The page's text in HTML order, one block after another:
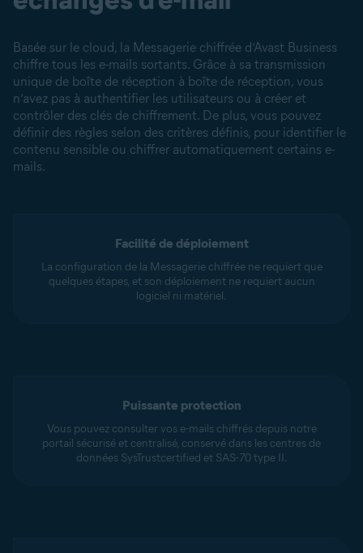
Basée sur le cloud, la Messagerie chiffrée d’Avast Business
chiffre tous les e-mails sortants. Grâce à sa transmission
unique de boîte de réception à boîte de réception, vous
n’avez pas à authentifier les utilisateurs ou à créer et
contrôler des clés de chiffrement. De plus, vous pouvez
définir des règles selon des critères définis, pour identifier le
contenu sensible ou chiffrer automatiquement certains e-
mails.
Facilité de déploiement
La configuration de la Messagerie chiffrée ne requiert que
quelques étapes, et son déploiement ne requiert aucun
logiciel ni matériel.
Puissante protection
Vous pouvez consulter vos e-mails chiffrés depuis notre
portail sécurisé et centralisé, conservé dans les centres de
données SysTrustcertified et SAS-70 type II.